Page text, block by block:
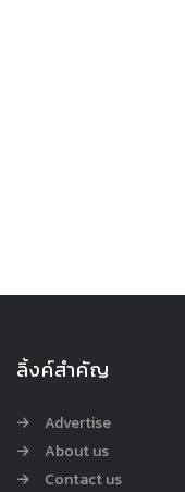
ลิ้งค์สำคัญ
Advertise
About us
Contact us